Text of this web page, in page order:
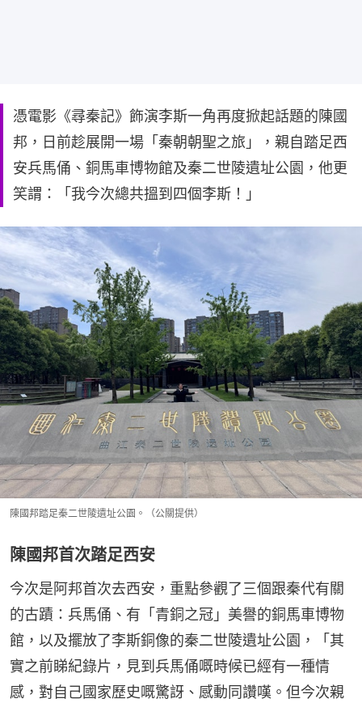
憑電影《尋秦記》飾演李斯一角再度掀起話題的陳國
邦，日前趁展開一場「秦朝朝聖之旅」，親自踏足西
安兵馬俑、銅馬車博物館及秦二世陵遺址公園，他更
笑謂：「我今次總共搵到四個李斯！」
陳國邦踏足秦二世陵遺址公園。（公關提供）
陳國邦首次踏足西安
今次是阿邦首次去西安，重點參觀了三個跟秦代有關
的古蹟：兵馬俑、有「青銅之冠」美譽的銅馬車博物
館，以及擺放了李斯銅像的秦二世陵遺址公園，「其
實之前睇紀錄片，見到兵馬俑嘅時候已經有一種情
感，對自己國家歷史嘅驚訝、感動同讚嘆。但今次親